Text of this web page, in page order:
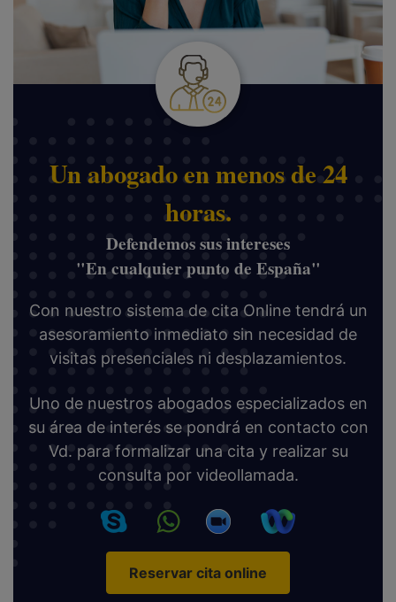
Un abogado en menos de 24
horas.
Defendemos sus intereses
"En cualquier punto de España"
Con nuestro sistema de cita Online tendrá un
asesoramiento inmediato sin necesidad de
visitas presenciales ni desplazamientos.
Uno de nuestros abogados especializados en
su área de interés se pondrá en contacto con
Vd. para formalizar una cita y realizar su
consulta por videollamada.
Reservar cita online